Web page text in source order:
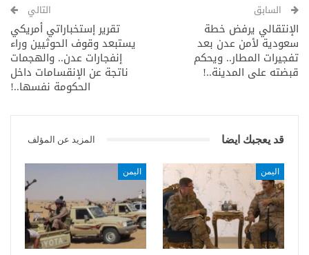
السابق
الإنتقالي يرفض خطة
سعودية لأمن عدن بعد
تفجيرات المطار.. ويحكم
قبضته على المدينة..!
التالي
تقرير إستخباراتي أمريكي
يستبعد وقوف الحوثيين وراء
إنفجارات عدن.. والهجمات
ناتجة عن الإنقسامات داخل
الحكومة نفسها..!
قد يعجبك ايضا المزيد عن المؤلف
اليمن اليمن